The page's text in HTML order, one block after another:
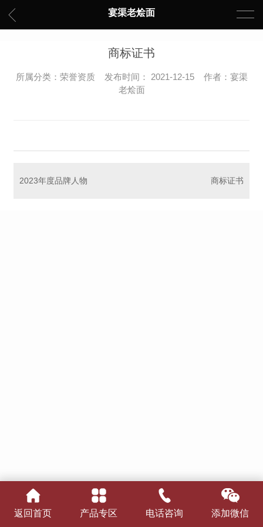
宴渠老烩面
商标证书
所属分类：荣誉资质 发布时间： 2021-12-15 作者：宴渠
老烩面
2023年度品牌人物 商标证书
返回首页 产品专区 电话咨询 添加微信